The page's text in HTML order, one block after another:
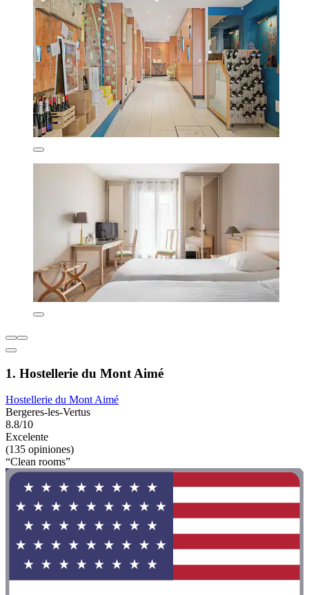
1. Hostellerie du Mont Aimé
Hostellerie du Mont Aimé
Bergeres-les-Vertus
8.8/10
Excelente
(135 opiniones)
“Clean rooms”